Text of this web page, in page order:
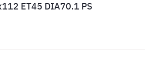
ET45 DIA70.1 PS